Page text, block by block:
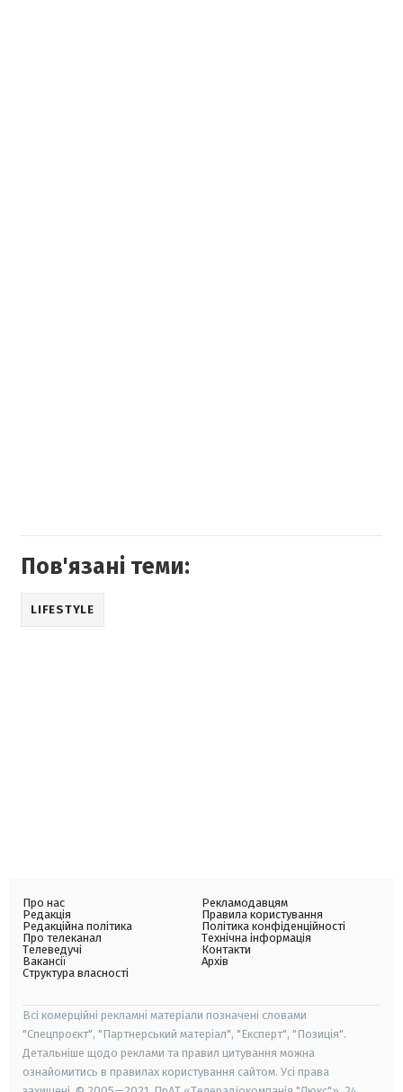
Пов'язані теми:
LIFESTYLE
Про нас
Редакція
Редакційна політика
Про телеканал
Телеведучі
Вакансії
Структура власності
Рекламодавцям
Правила користування
Політика конфіденційності
Технічна інформація
Контакти
Архів
Всі комерційні рекламні матеріали позначені словами
"Спецпроєкт", "Партнерський матеріал", "Експерт", "Позиція".
Детальніше щодо реклами та правил цитування можна
ознайомитись в правилах користування сайтом. Усі права